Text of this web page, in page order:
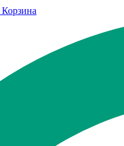
Корзина